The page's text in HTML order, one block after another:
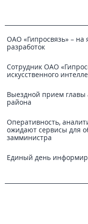
ОАО «Гипросвязь» –
разработок
Сотрудник ОАО
искусственного
Выездной прием главы
района
Оперативность,
ожидают сервисы для
замминистра
Единый день